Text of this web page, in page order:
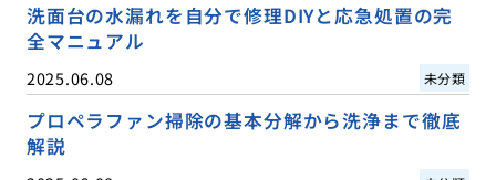
洗面台の水漏れを自分で修理DIYと応急処置の完
全マニュアル
2025.06.08 未分類
プロペラファン掃除の基本分解から洗浄まで徹底
解説